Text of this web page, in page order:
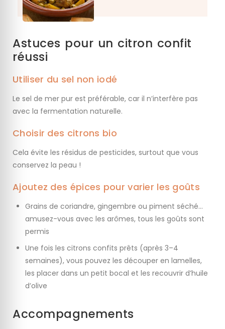
Astuces pour un citron confit
réussi
Utiliser du sel non iodé
Le sel de mer pur est préférable, car il n’interfère pas
avec la fermentation naturelle.
Choisir des citrons bio
Cela évite les résidus de pesticides, surtout que vous
conservez la peau !
Ajoutez des épices pour varier les goûts
Grains de coriandre, gingembre ou piment séché…
amusez-vous avec les arômes, tous les goûts sont
permis
Une fois les citrons confits prêts (après 3–4
semaines), vous pouvez les découper en lamelles,
les placer dans un petit bocal et les recouvrir d’huile
d’olive
Accompagnements